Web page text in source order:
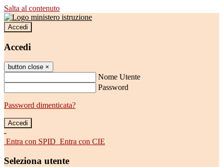
Salta al contenuto
Accedi
Accedi
button close ×
Nome Utente
Password
Password dimenticata?
-
Entra con SPID Entra con CIE
Seleziona utente